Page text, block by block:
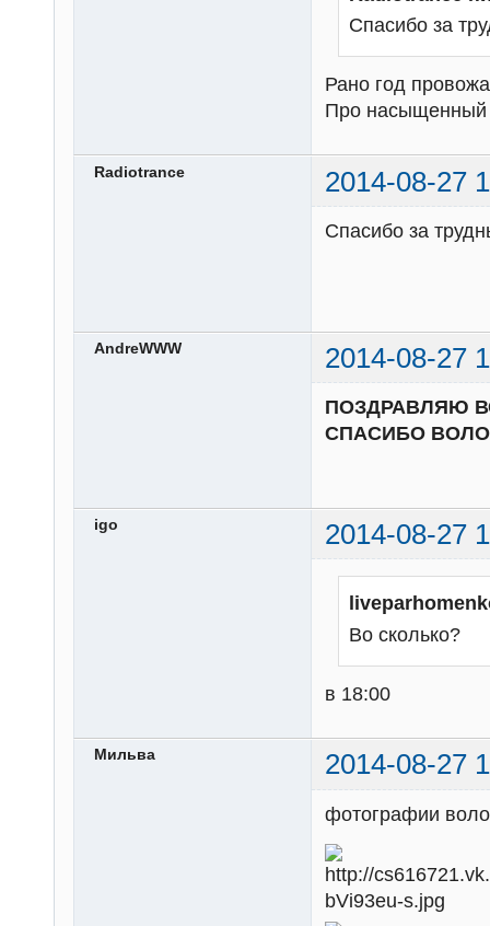
Спасибо за
Рано год
Про насыщенный
Radiotrance 2014-08-27
Спасибо за
AndreWWW 2014-08-27
ПОЗДРАВЛЯЮ
СПАСИБО
igo 2014-08-27
Во сколько?
в 18:00
Мильва 2014-08-27
фотографии